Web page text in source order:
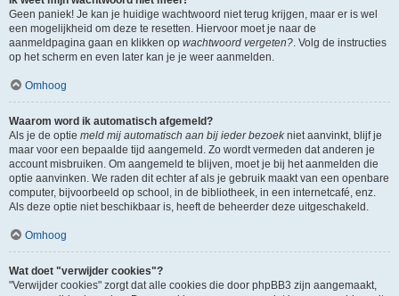
Geen paniek! Je kan je huidige wachtwoord niet terug krijgen, maar er is wel
een mogelijkheid om deze te resetten. Hiervoor moet je naar de
aanmeldpagina gaan en klikken op wachtwoord vergeten?. Volg de instructies
op het scherm en even later kan je je weer aanmelden.
Omhoog
Waarom word ik automatisch afgemeld?
Als je de optie meld mij automatisch aan bij ieder bezoekniet aanvinkt, blijf je
maar voor een bepaalde tijd aangemeld. Zo wordt vermeden dat anderen je
account misbruiken. Om aangemeld te blijven, moet je bij het aanmelden die
optie aanvinken. We raden dit echter af als je gebruik maakt van een openbare
computer, bijvoorbeeld op school, in de bibliotheek, in een internetcafé, enz.
Als deze optie niet beschikbaar is, heeft de beheerder deze uitgeschakeld.
Omhoog
Wat doet "verwijder cookies"?
"Verwijder cookies" zorgt dat alle cookies die door phpBB3 zijn aangemaakt,